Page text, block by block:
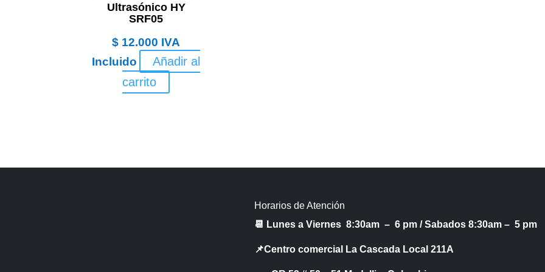
Ultrasónico HY
SRF05
$ 12.000 IVA
Incluido
Añadir al
carrito
Horarios de Atención
📆 Lunes a Viernes 8:30am – 6 pm /Sabados 8:30am – 5 pm
📌Centro comercial La Cascada Local 211A